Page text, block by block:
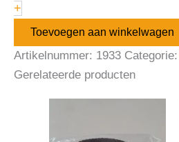
+
Toevoegen aan winkelwagen
Artikelnummer: 1933 Categorie:
Gerelateerde producten